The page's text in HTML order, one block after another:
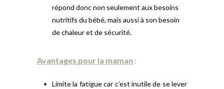
répond donc non seulement aux besoins
nutritifs du bébé, mais aussi à son besoin
de chaleur et de sécurité.
Avantages pour la maman :
Limite la fatigue car c’est inutile de se lever